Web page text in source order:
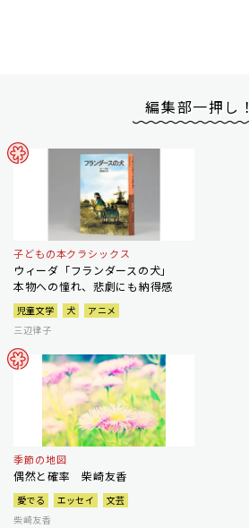
編集部一押し！
子どもの本クラシックス
ウィーダ「フランダースの犬」
本物への憧れ、悲劇にも納得感
児童文学 犬
アニメ
三辺律子
季節の地図
偶然と確率 柴崎友香
愛でる エッセイ
文芸
柴崎友香